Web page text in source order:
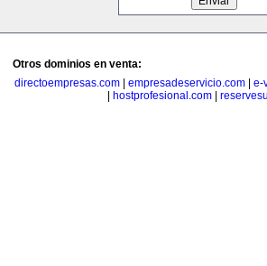
Otros dominios en venta:
directoempresas.com
empresadeservicio.com
e-
hostprofesional.com|